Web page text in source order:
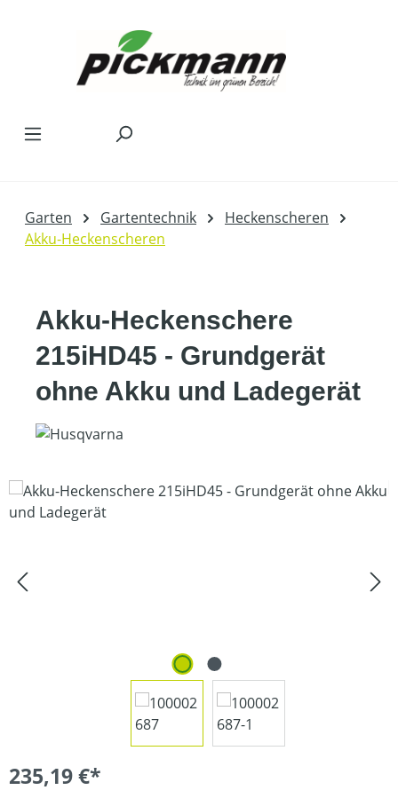
Garten Gartentechnik
Heckenscheren
Akku-Heckenscheren
Akku-Heckenschere
215iHD45 - Grundgerät
ohne Akku und Ladegerät
Bildergalerie überspringen
235,19 €*